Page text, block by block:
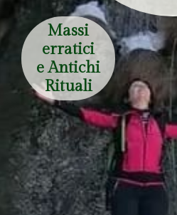
Massi
erratici
e Antichi
Rituali